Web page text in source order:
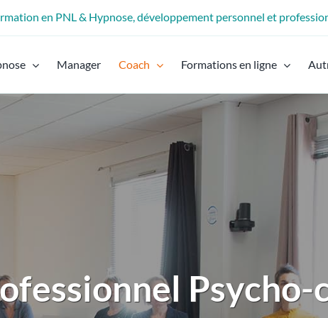
en PNL & Hypnose, développement personnel et
Manager Coach Formations en ligne